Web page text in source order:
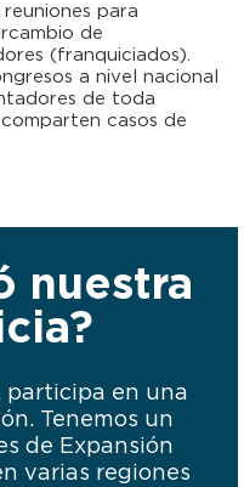
para
de
(franquiciados).
a nivel nacional
de toda
casos de
nuestra
participa en una
Tenemos un
de Expansión
varias regiones